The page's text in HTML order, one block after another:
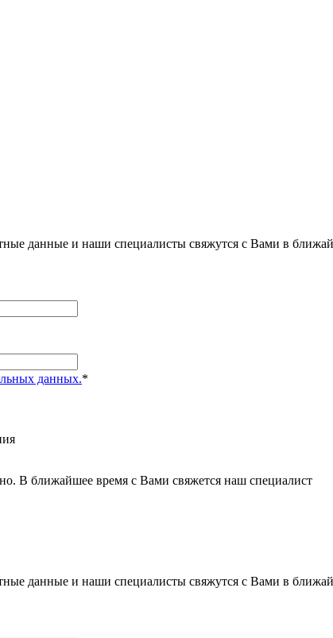
данные и наши специалисты свяжутся с Вами в
данных.*
В ближайшее время с Вами свяжется наш специалист
данные и наши специалисты свяжутся с Вами в